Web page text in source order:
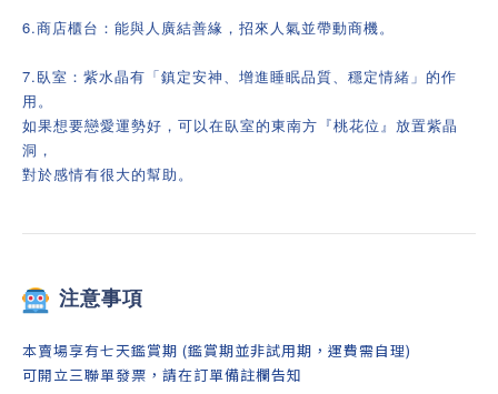
6.商店櫃台：能與人廣結善緣，招來人氣並帶動商機。
7.臥室：紫水晶有「鎮定安神、增進睡眠品質、穩定情緒」的作
用。
如果想要戀愛運勢好，可以在臥室的東南方『桃花位』放置紫晶
洞，
對於感情有很大的幫助。
注意事項
本賣場享有七天鑑賞期 (鑑賞期並非試用期，運費需自理)
可開立三聯單發票，請在訂單備註欄告知